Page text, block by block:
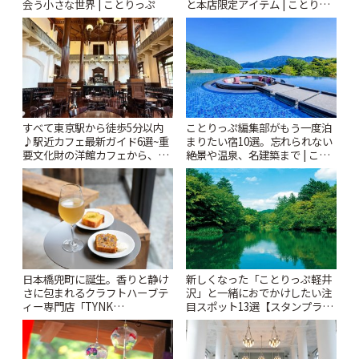
会う小さな世界 | ことりっぷ
と本店限定アイテム | ことりっ
ぷ
すべて東京駅から徒歩5分以内
♪駅近カフェ最新ガイド6選~重
要文化財の洋館カフェから、改
札すぐのレトロ喫茶まで~ | こと
りっぷ
ことりっぷ編集部がもう一度泊
まりたい宿10選。忘れられない
絶景や温泉、名建築まで | こと
りっぷ
日本橋兜町に誕生。香りと静け
さに包まれるクラフトハーブテ
ィー専門店「TYNK
Kabutocho」 | ことりっぷ
新しくなった「ことりっぷ軽井
沢」と一緒におでかけしたい注
目スポット13選【スタンプラリ
ー開催中】 | ことりっぷ